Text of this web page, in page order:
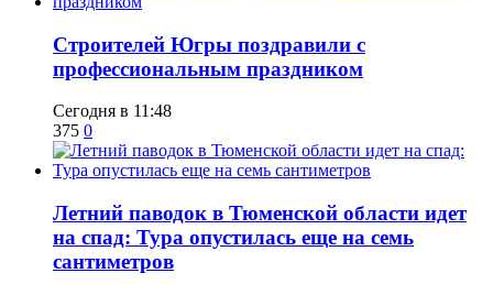
​Строителей Югры поздравили с
профессиональным праздником
Сегодня в 11:48
375 0
​Летний паводок в Тюменской области идет
на спад: Тура опустилась еще на семь
сантиметров